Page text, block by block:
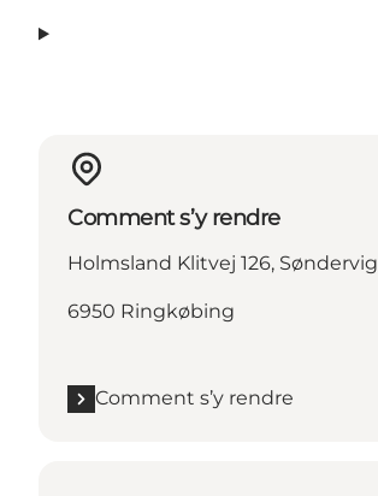
Comment s’y rendre
Holmsland Klitvej 126, Søndervig
6950 Ringkøbing
Comment s’y rendre